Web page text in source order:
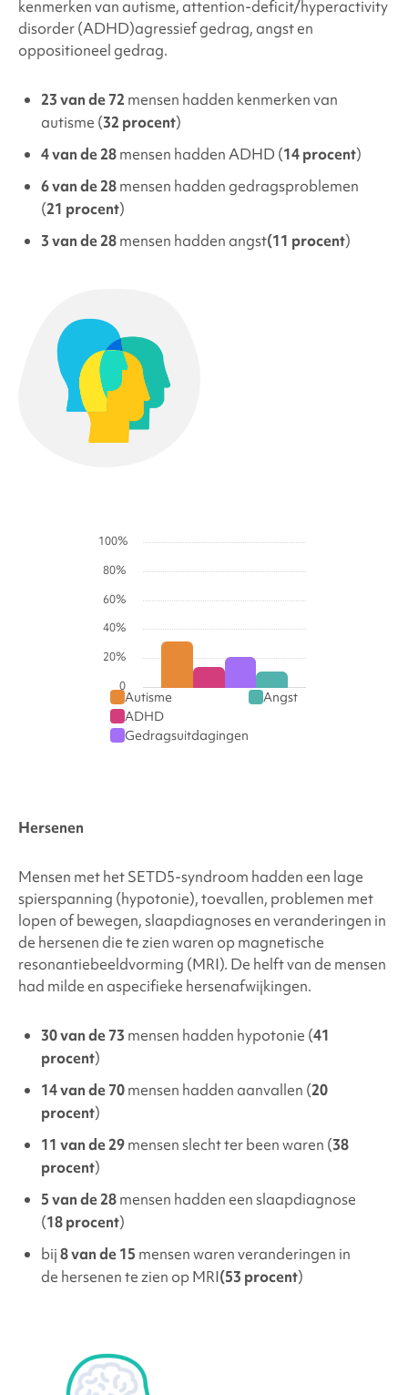
kenmerken van autisme, attention-deficit/hyperactivity
disorder (ADHD)agressief gedrag, angst en
oppositioneel gedrag.
23 van de 72 mensen hadden kenmerken van
autisme (32 procent)
4 van de 28mensen hadden ADHD (14 procent)
6 van de 28mensen hadden gedragsproblemen
(21 procent)
3 van de 28mensen hadden angst(11 procent)
Graphs100%
80%
60%
40%
20%
0
Autisme
ADHD
Gedragsuitdagingen
Angst
Hersenen
Mensen methet SETD5-syndroom hadden een lage
spierspanning (hypotonie), toevallen, problemen met
lopen of bewegen, slaapdiagnoses en veranderingen in
de hersenen die te zien waren op magnetische
resonantiebeeldvorming (MRI). De helft van de mensen
had milde en aspecifieke hersenafwijkingen.
30 van de 73 mensen hadden hypotonie (41
procent)
14 van de 70mensen hadden aanvallen (20
procent)
11 van de 29mensen slecht ter been waren (38
procent)
5 van de 28mensen hadden een slaapdiagnose
(18 procent)
bij8 van de 15 mensen waren veranderingen in
de hersenen te zien op MRI(53 procent)